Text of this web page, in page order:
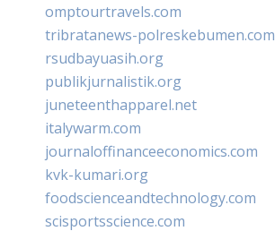
omptourtravels.com
tribratanews-polreskebumen.com
rsudbayuasih.org
publikjurnalistik.org
juneteenthapparel.net
italywarm.com
journaloffinanceeconomics.com
kvk-kumari.org
foodscienceandtechnology.com
scisportsscience.com